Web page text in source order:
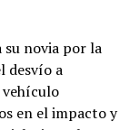
de
novia por la
desvío a
en el impacto y